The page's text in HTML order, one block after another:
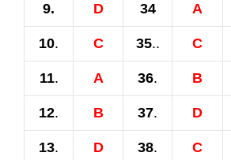
9. D 34 A
10. C 35.. C
11. A 36. B
12. B 37. D
13. D 38. C